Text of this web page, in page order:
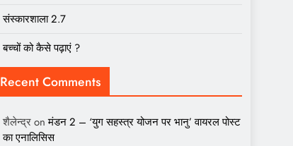
संस्कारशाला 2.7
बच्चों को कैसे पढ़ाएं ?
Recent Comments
शैलेन्द्रonमंडन 2 – ‘युग सहस्त्र योजन पर भानु’ वायरल पोस्ट
का एनालिसिस